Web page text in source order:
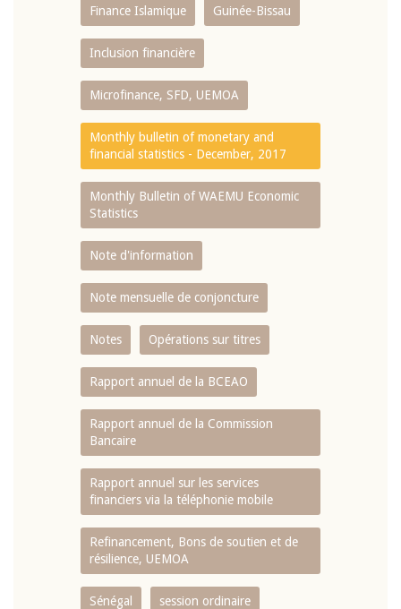
Finance Islamique Guinée-Bissau
Inclusion financière
Microfinance, SFD, UEMOA
Monthly bulletin of monetary and
financial statistics - December, 2017
Monthly Bulletin of WAEMU Economic
Statistics
Note d'information
Note mensuelle de conjoncture
Notes Opérations sur titres
Rapport annuel de la BCEAO
Rapport annuel de la Commission
Bancaire
Rapport annuel sur les services
financiers via la téléphonie mobile
Refinancement, Bons de soutien et de
résilience, UEMOA
Sénégal session ordinaire